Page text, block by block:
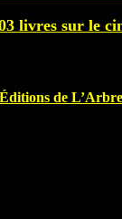
livres sur le
de L’Arbre